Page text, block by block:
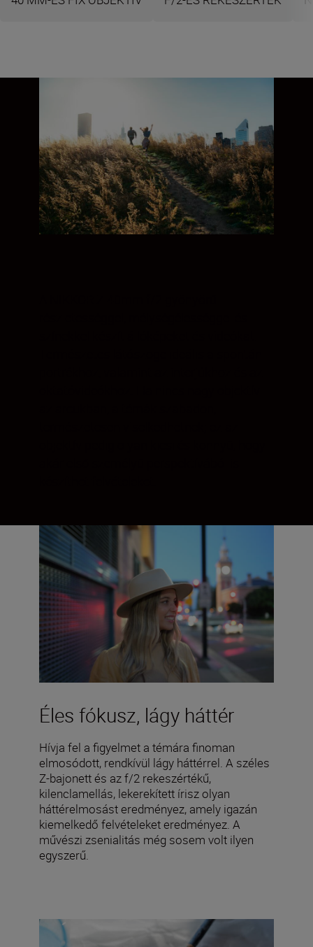
Éles fókusz, lágy háttér
Hívja fel a figyelmet a témára finoman
elmosódott, rendkívül lágy háttérrel. A széles
Z-bajonett és az f/2 rekeszértékű,
kilenclamellás, lekerekített írisz olyan
háttérelmosást eredményez, amely igazán
kiemelkedő felvételeket eredményez. A
művészi zsenialitás még sosem volt ilyen
egyszerű.